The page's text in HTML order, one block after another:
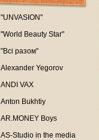
"UNVASION"
"World Beauty Star"
"Всі разом"
Alexander Yegorov
ANDI VAX
Anton Bukhtiy
AR.MONEY Boys
AS-Studio in the media